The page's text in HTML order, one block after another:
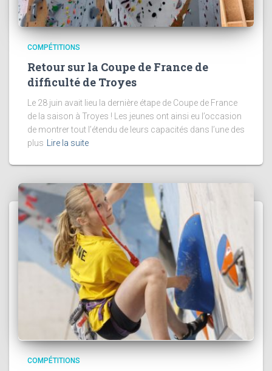
COMPÉTITIONS
Retour sur la Coupe de France de
difficulté de Troyes
Le 28 juin avait lieu la dernière étape de Coupe de France
de la saison à Troyes ! Les jeunes ont ainsi eu l’occasion
de montrer tout l’étendu de leurs capacités dans l’une des
plus
Lire la suite
COMPÉTITIONS